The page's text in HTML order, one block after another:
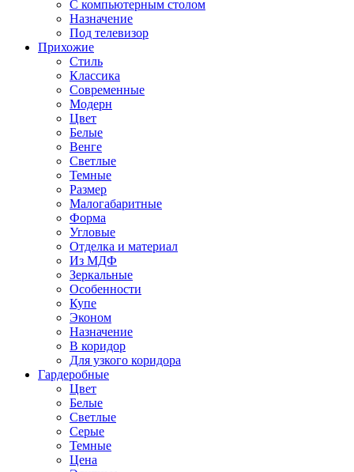
С компьютерным столом
Назначение
Под телевизор
Прихожие
Стиль
Классика
Современные
Модерн
Цвет
Белые
Венге
Светлые
Темные
Размер
Малогабаритные
Форма
Угловые
Отделка и материал
Из МДФ
Зеркальные
Особенности
Купе
Эконом
Назначение
В коридор
Для узкого коридора
Гардеробные
Цвет
Белые
Светлые
Серые
Темные
Цена